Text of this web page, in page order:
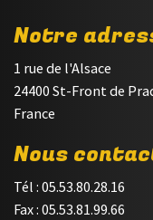
Notre
1 rue de l'Alsace
24400 St-Front de
France
Nous
Tél : 05.53.80.28.16
Fax : 05.53.81.99.66